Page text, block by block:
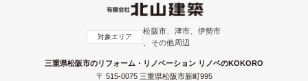
対象エリア
松阪市、津市、伊勢市
、その他周辺
三重県松阪市のリフォーム・リノベーション リノベのKOKORO
〒 515-0075 三重県松阪市新町995